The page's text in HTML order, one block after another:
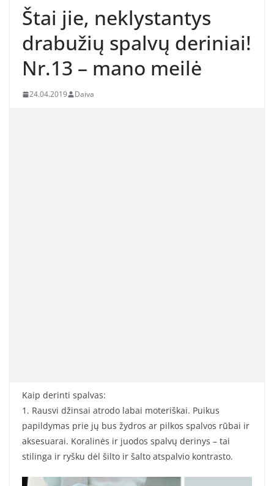
Štai jie, neklystantys
drabužių spalvų deriniai!
Nr.13 – mano meilė
24.04.2019 Daiva
Kaip derinti spalvas:
1. Rausvi džinsai atrodo labai moteriškai. Puikus
papildymas prie jų bus žydros ar pilkos spalvos rūbai ir
aksesuarai. Koralinės ir juodos spalvų derinys – tai
stilinga ir ryšku dėl šilto ir šalto atspalvio kontrasto.